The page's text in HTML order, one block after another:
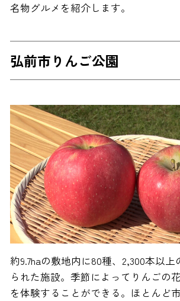
名物グルメを紹介します。
弘前市りんご公園
約9.7haの敷地内に80種、2,300本以
られた施設。季節によってりんごの
を体験することができる。ほとんど